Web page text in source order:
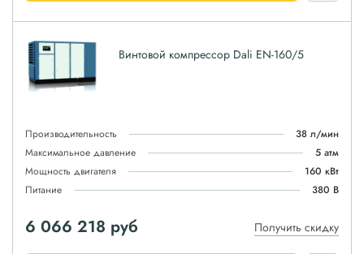
Винтовой компрессор Dali EN-160/5
Производительность
38 л/мин
Максимальное давление
5 атм
Мощность двигателя
160 кВт
Питание
380 В
6 066 218 руб Получить скидку